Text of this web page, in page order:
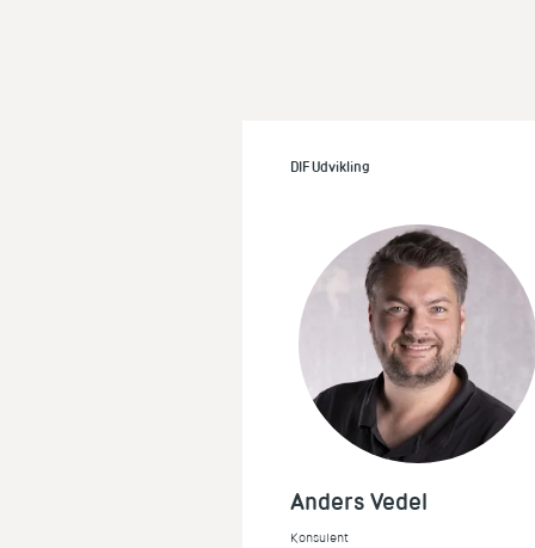
DIF Udvikling
Anders Vedel
Konsulent